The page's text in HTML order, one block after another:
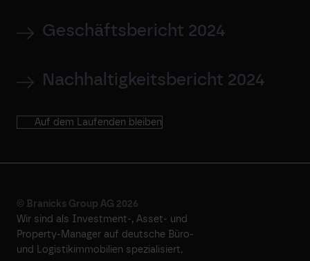
Geschäftsbericht 2024
Nachhaltigkeitsbericht 2024
Auf dem Laufenden bleiben
© Branicks Group AG 2026
Wir sind als ­Investment-, ­Asset- und
­Property-Manager auf deutsche ­Büro-
und Logistikimmobilien spezialisiert.